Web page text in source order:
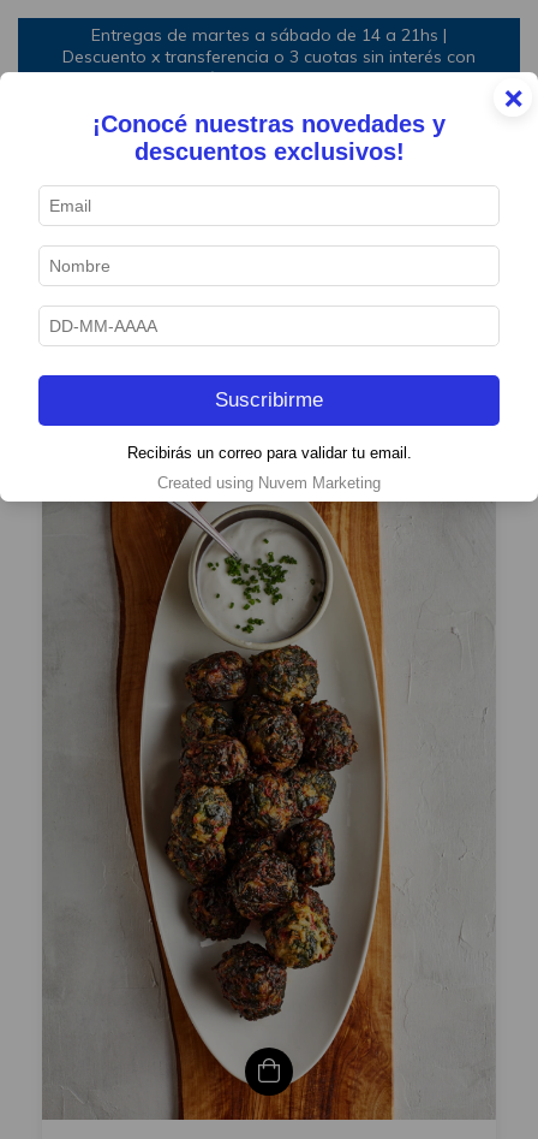
Entregas de martes a sábado de 14 a 21hs |
Descuento x transferencia o 3 cuotas sin interés con
mínimo de compra
Locro 9 de Julio
×
¡Conocé nuestras novedades y
descuentos exclusivos!
Suscribirme
Recibirás un correo para validar tu email.
Created using Nuvem Marketing